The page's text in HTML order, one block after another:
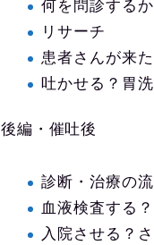
何を問診するか
リサーチ
患者さんが来
吐かせる？胃洗
後編・催吐後
診断・治療の
血液検査する
入院させる？